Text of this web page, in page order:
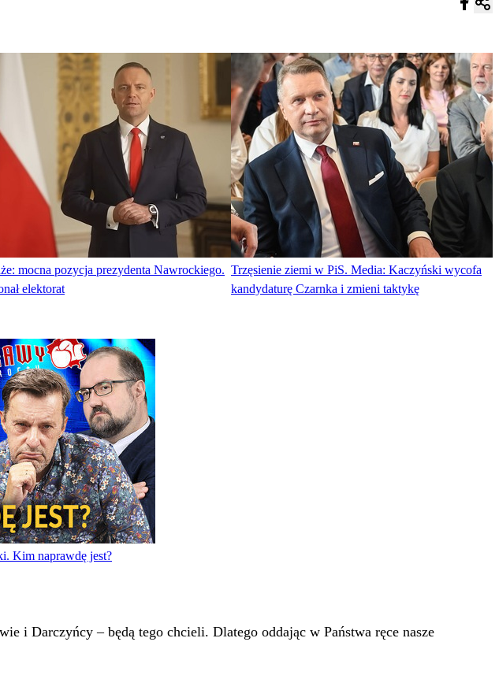
mocna pozycja prezydenta Nawrockiego.
elektorat
Trzęsienie ziemi w PiS. Media: Kaczyński wycofa
kandydaturę Czarnka i zmieni taktykę
Kim naprawdę jest?
i Darczyńcy – będą tego chcieli. Dlatego oddając w Państwa ręce nasze